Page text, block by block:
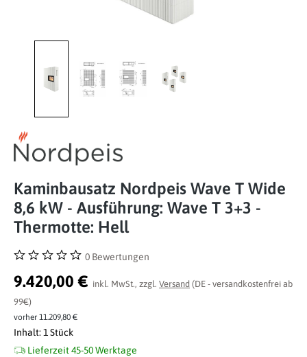
Kaminbausatz Nordpeis Wave T Wide
8,6 kW - Ausführung: Wave T 3+3 -
Thermotte: Hell
Durchschnittliche Bewertung von 0 von 5 Sternen
0 Bewertungen
9.420,00 € inkl. MwSt., zzgl. Versand (DE - versandkostenfrei ab
99€)
vorher 11.209,80 €
Inhalt: 1 Stück
Lieferzeit 45-50 Werktage